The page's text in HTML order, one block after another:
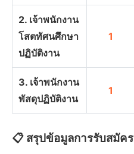
2. เจ้าพนักงาน
โสตทัศนศึกษา
ปฏิบัติงาน
1
3. เจ้าพนักงาน
พัสดุปฏิบัติงาน
1
📋 สรุปข้อมูลการรับสมัคร